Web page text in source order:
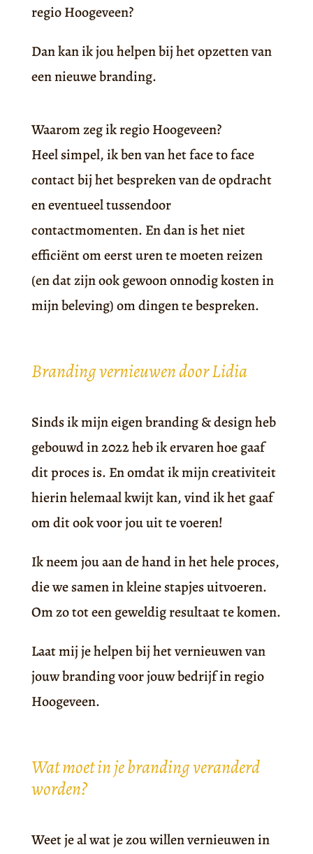
regio Hoogeveen?
Dan kan ik jou helpen bij het opzetten van
een nieuwe branding.
Waarom zeg ik regio Hoogeveen?
Heel simpel, ik ben van het face to face
contact bij het bespreken van de opdracht
en eventueel tussendoor
contactmomenten. En dan is het niet
efficiënt om eerst uren te moeten reizen
(en dat zijn ook gewoon onnodig kosten in
mijn beleving) om dingen te bespreken.
Branding vernieuwen door Lidia
Sinds ik mijn eigen branding & design heb
gebouwd in 2022 heb ik ervaren hoe gaaf
dit proces is. En omdat ik mijn creativiteit
hierin helemaal kwijt kan, vind ik het gaaf
om dit ook voor jou uit te voeren!
Ik neem jou aan de hand in het hele proces,
die we samen in kleine stapjes uitvoeren.
Om zo tot een geweldig resultaat te komen.
Laat mij je helpen bij het vernieuwen van
jouw branding voor jouw bedrijf in regio
Hoogeveen.
Wat moet in je branding veranderd
worden?
Weet je al wat je zou willen vernieuwen in